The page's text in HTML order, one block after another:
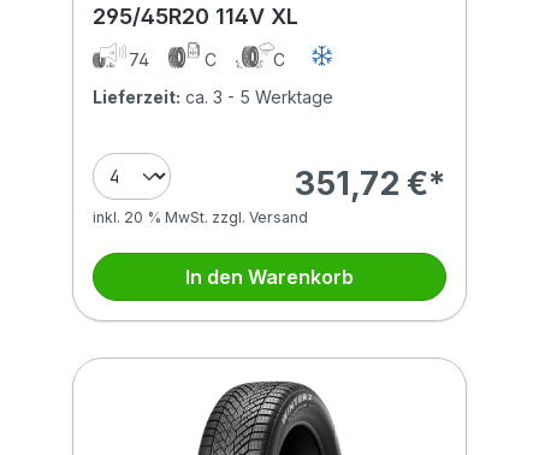
295/45R20 114V XL
74 C
C
Lieferzeit: ca. 3 - 5 Werktage
351,72 €*
inkl. 20 % MwSt. zzgl. Versand
In den Warenkorb